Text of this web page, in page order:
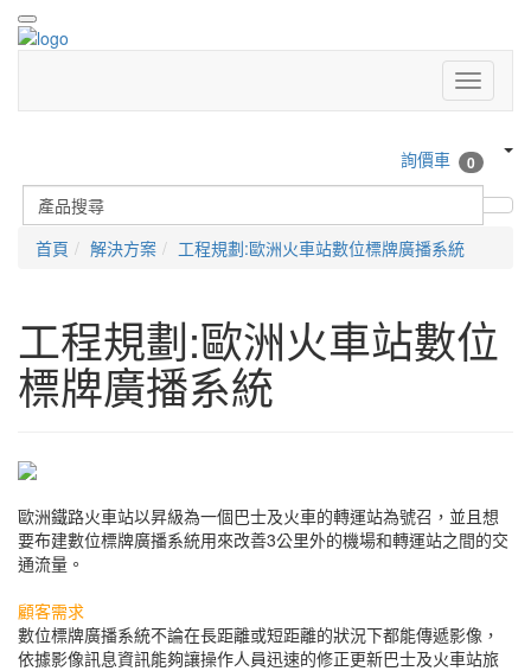
詢價車 0
首頁 解決方案 工程規劃:歐洲火車站數位標牌廣播系統
工程規劃:歐洲火車站數位
標牌廣播系統
歐洲鐵路火車站以昇級為一個巴士及火車的轉運站為號召，並且想
要布建數位標牌廣播系統用來改善3公里外的機場和轉運站之間的交
通流量。
顧客需求
數位標牌廣播系統不論在長距離或短距離的狀況下都能傳遞影像，
依據影像訊息資訊能夠讓操作人員迅速的修正更新巴士及火車站旅